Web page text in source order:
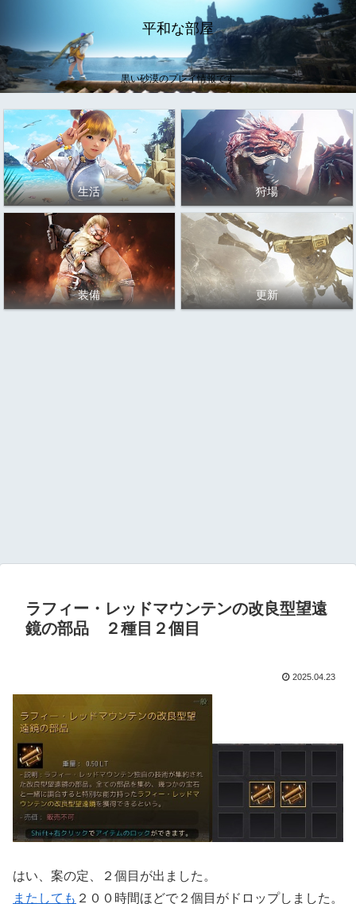
平和な部屋
黒い砂漠のプレイ情報です
生活 狩場
装備 更新
ラフィー・レッドマウンテンの改良型望遠
鏡の部品 ２種目２個目
2025.04.23
はい、案の定、２個目が出ました。
またしても ２００時間ほどで２個目がドロップしました。